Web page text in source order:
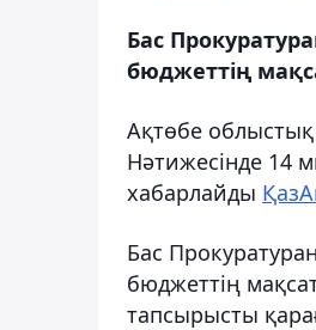
Бас
бюджеттің
Ақтөбе облыстық
Нәтижесінде 14
хабарлайды
Бас
бюджеттің
тапсырысты